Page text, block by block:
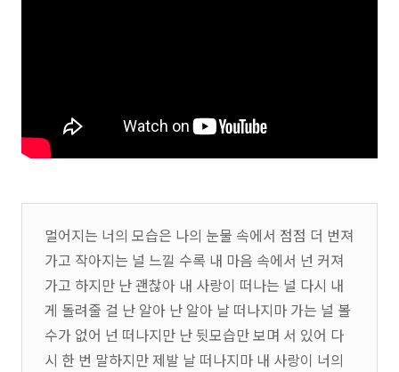
멀어지는 너의 모습은 나의 눈물 속에서 점점 더 번져
가고 작아지는 널 느낄 수록 내 마음 속에서 넌 커져
가고 하지만 난 괜찮아 내 사랑이 떠나는 널 다시 내
게 돌려줄 걸 난 알아 난 알아 날 떠나지마 가는 널 볼
수가 없어 넌 떠나지만 난 뒷모습만 보며 서 있어 다
시 한 번 말하지만 제발 날 떠나지마 내 사랑이 너의